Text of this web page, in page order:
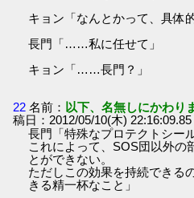
キョン「なんとかって、具体
長門「……私に任せて」
キョン「……長門？」
22 名前： 以下、名無しにかわり
稿日：2012/05/10(木)
長門「特殊なプロテクトシー
これによって、SOS団以外の
とができない。
ただしこの効果を持続できる
きる精一杯なこと」